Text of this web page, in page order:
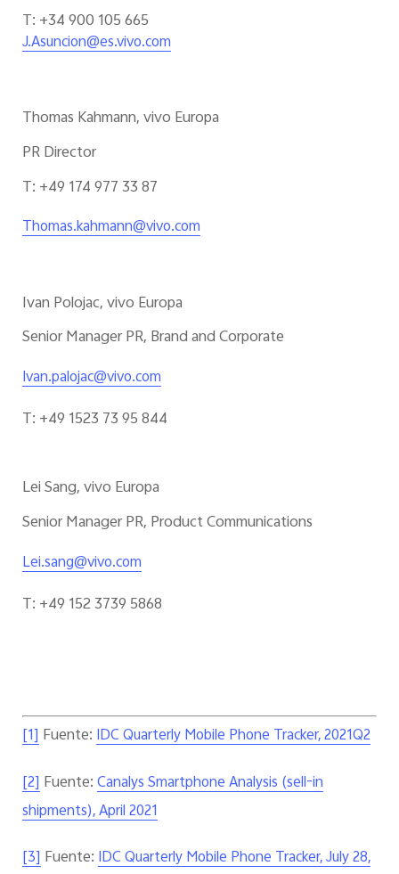
T: +34 900 105 665
J.Asuncion@es.vivo.com
Thomas Kahmann, vivo Europa
PR Director
T: +49 174 977 33 87
Thomas.kahmann@vivo.com
Ivan Polojac, vivo Europa
Senior Manager PR, Brand and Corporate
Ivan.palojac@vivo.com
T: +49 1523 73 95 844
Lei Sang, vivo Europa
Senior Manager PR, Product Communications
Lei.sang@vivo.com
T: +49 152 3739 5868
[1] Fuente: IDC Quarterly Mobile Phone Tracker, 2021Q2
[2] Fuente:Canalys Smartphone Analysis (sell-in
shipments), April 2021
[3] Fuente: IDC Quarterly Mobile Phone Tracker, July 28,